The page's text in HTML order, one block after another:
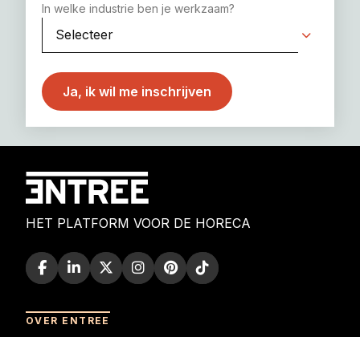
In welke industrie ben je werkzaam?
HET PLATFORM VOOR DE HORECA
OVER ENTREE